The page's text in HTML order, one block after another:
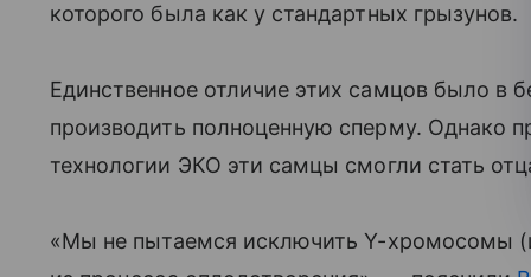
которого была как у стандартных грызунов.
Единственное отличие этих самцов было в
производить полноценную сперму. Однако
технологии ЭКО эти самцы смогли стать
«Мы не пытаемся исключить Y-хромосомы